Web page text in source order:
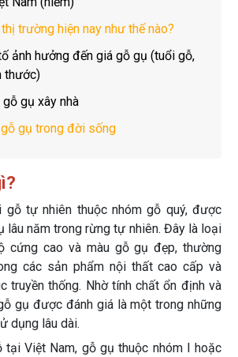
trường hiện nay như thế nào?
ảnh hưởng đến giá gỗ gụ (tuổi gỗ,
thước)
gụ xây nhà
gụ trong đời sống
tự nhiên thuộc nhóm gỗ quý, được
lâu năm trong rừng tự nhiên. Đây là loại
cứng cao và màu gỗ gụ đẹp, thường
các sản phẩm nội thất cao cấp và
truyền thống. Nhờ tính chất ổn định và
gụ được đánh giá là một trong những
dụng lâu dài.
tại Việt Nam, gỗ gụ thuộc nhóm I hoặc